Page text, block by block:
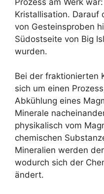
Kristallisation. Darauf
von Gesteinsproben
Südostseite von Big
wurden.
Bei der fraktionierten
sich um einen
Abkühlung eines
Minerale
physikalisch vom
chemischen
Mineralien werden
wodurch sich der
ändert.